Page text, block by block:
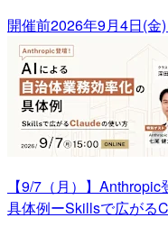
開催前2026年9月4日(金
【9/7（月）】
具体例ーSkillsで広がる